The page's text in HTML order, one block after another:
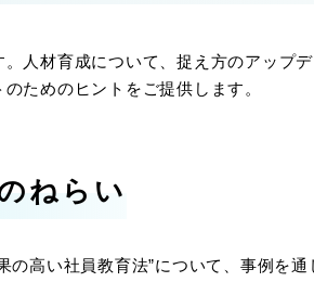
人材育成について、捉え方のアップ
ためのヒントをご提供します。
ねらい
の高い社員教育法”について、事例を